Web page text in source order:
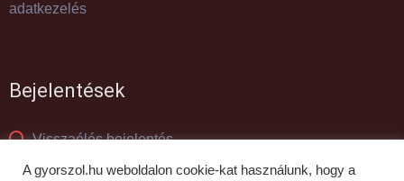
adatkezelés
Bejelentések
Visszaélés bejelentés
Panaszkezelés
A gyorszol.hu weboldalon cookie-kat használunk, hogy a